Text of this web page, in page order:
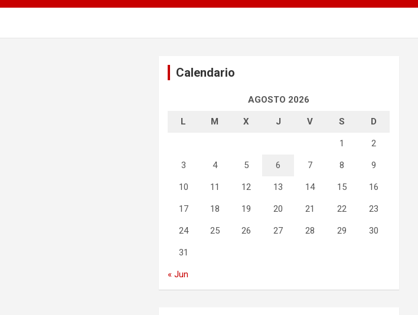
Calendario
AGOSTO 2026
L M X J V S D
1 2
3 4 5 6 7 8 9
10 11 12 13 14 15 16
17 18 19 20 21 22 23
24 25 26 27 28 29 30
31
« Jun